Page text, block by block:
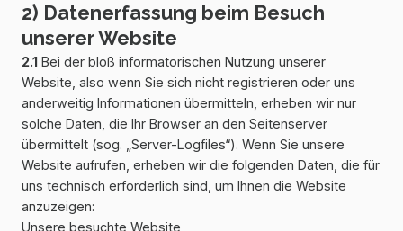
2) Datenerfassung beim Besuch
unserer Website
2.1 Bei der bloß informatorischen Nutzung unserer
Website, also wenn Sie sich nicht registrieren oder uns
anderweitig Informationen übermitteln, erheben wir nur
solche Daten, die Ihr Browser an den Seitenserver
übermittelt (sog. „Server-Logfiles“). Wenn Sie unsere
Website aufrufen, erheben wir die folgenden Daten, die für
uns technisch erforderlich sind, um Ihnen die Website
anzuzeigen:
Unsere besuchte Website